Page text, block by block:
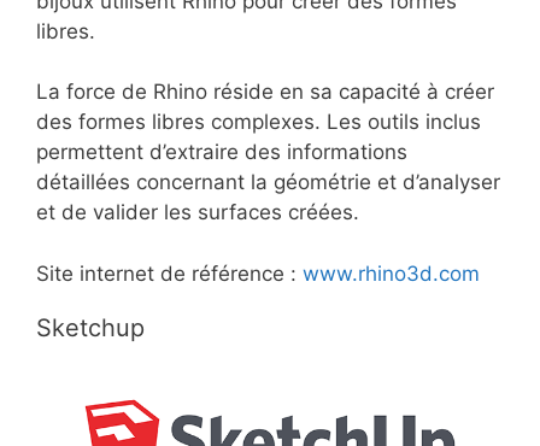
libres.
La force de Rhino réside en sa capacité à créer
des formes libres complexes. Les outils inclus
permettent d’extraire des informations
détaillées concernant la géométrie et d’analyser
et de valider les surfaces créées.
Site internet de référence : www.rhino3d.com
Sketchup